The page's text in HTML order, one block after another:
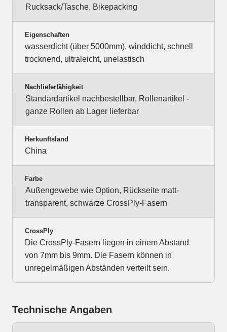
Rucksack/Tasche, Bikepacking
Eigenschaften
wasserdicht (über 5000mm), winddicht, schnell
trocknend, ultraleicht, unelastisch
Nachlieferfähigkeit
Standardartikel nachbestellbar, Rollenartikel -
ganze Rollen ab Lager lieferbar
Herkunftsland
China
Farbe
Außengewebe wie Option, Rückseite matt-
transparent, schwarze CrossPly-Fasern
CrossPly
Die CrossPly-Fasern liegen in einem Abstand
von 7mm bis 9mm. Die Fasern können in
unregelmäßigen Abständen verteilt sein.
Technische Angaben